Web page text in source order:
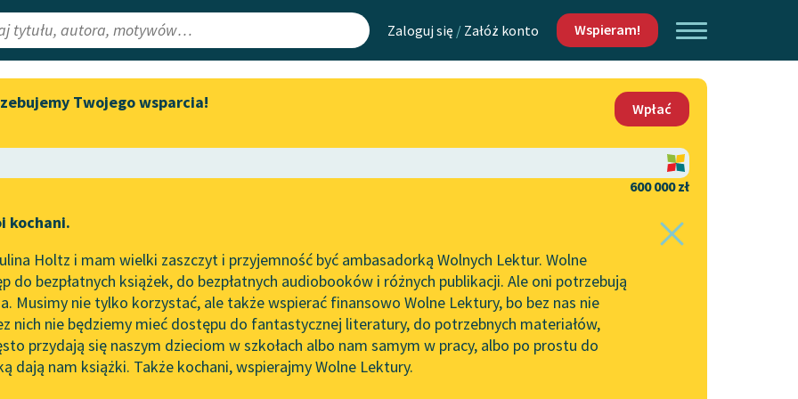
Zaloguj się / Załóż konto Wspieram!
Lektury
redakcyjne
Aktualności
Zapraszamy na spotkanie
literatury skandynawskiej
Wolne Lektury na 32.
Pol’and’Rock Festivalu
„Kochanek Lady Chatterley”
do słuchania na Wolnych
Lekturach
Nowy audiobook – „Marzenie
Mapa Wolnych Lektur
Leśmianator
API
OAI-PMH
Widget Wolnych Lektur
Kontakt
O projekcie
Zasady wykorzystania
Wolnych Lektur
Logotypy
Materiały promocyjne
Twojego wsparcia!
Wpłać
600 000 zł
kochani.
Holtz i mam wielki zaszczyt i przyjemność być ambasadorką Wolnych Lektur. Wolne
do bezpłatnych książek, do bezpłatnych audiobooków i różnych publikacji. Ale oni potrzebują
Musimy nie tylko korzystać, ale także wspierać finansowo Wolne Lektury, bo bez nas nie
nich nie będziemy mieć dostępu do fantastycznej literatury, do potrzebnych materiałów,
przydają się naszym dzieciom w szkołach albo nam samym w pracy, albo po prostu do
dają nam książki. Także kochani, wspierajmy Wolne Lektury.
powieść fantastyczna✖